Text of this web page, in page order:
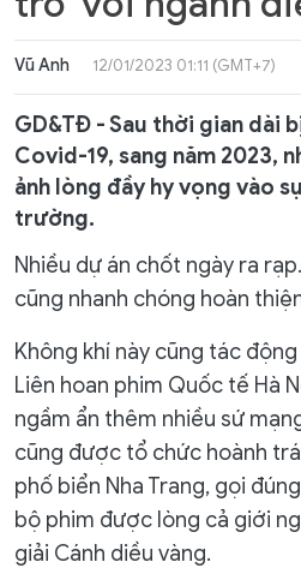
Vũ Anh 12/01/2023 01:11 (GMT+7)
GD&TĐ - Sau thời gian dài
Covid-19, sang năm 2023,
ảnh lòng đầy hy vọng vào
trường.
Nhiều dự án chốt ngày ra
cũng nhanh chóng hoàn
Không khí này cũng tác
Liên hoan phim Quốc tế Hà
ngầm ẩn thêm nhiều sứ
cũng được tổ chức hoành
phố biển Nha Trang, gọi
bộ phim được lòng cả giới
giải Cánh diều vàng.